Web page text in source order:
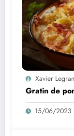
Xavier
Gratin de
15/06/2023